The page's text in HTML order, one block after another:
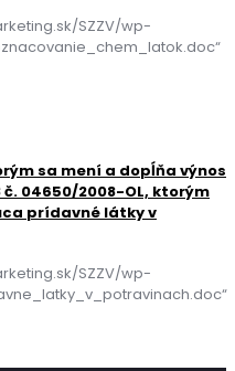
SZZV/wp-
sa mení a dopĺňa výnos
č. 04650/2008-OL, ktorým
prídavné látky v
SZZV/wp-